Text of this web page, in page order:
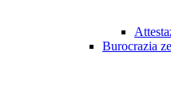
Burocrazia